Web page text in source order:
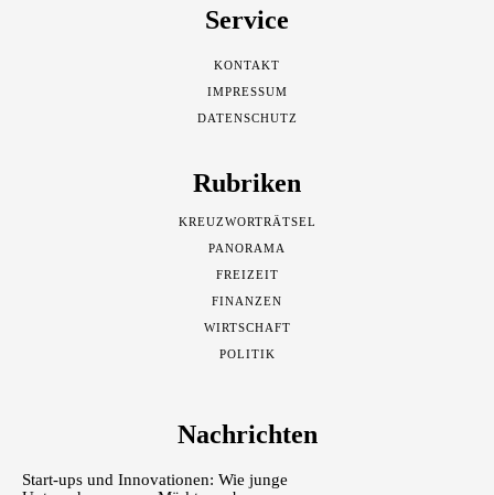
Service
KONTAKT
IMPRESSUM
DATENSCHUTZ
Rubriken
KREUZWORTRÄTSEL
PANORAMA
FREIZEIT
FINANZEN
WIRTSCHAFT
POLITIK
Nachrichten
Start-ups und Innovationen: Wie junge